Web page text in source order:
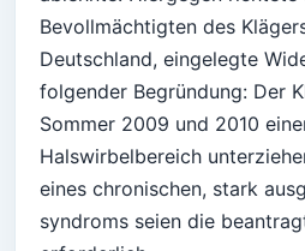
Bevollmächtigten des
Deutschland, eingelegte
folgender Begründung: Der
Sommer 2009 und 2010
Halswirbelbereich
eines chronischen, stark
syndroms seien die